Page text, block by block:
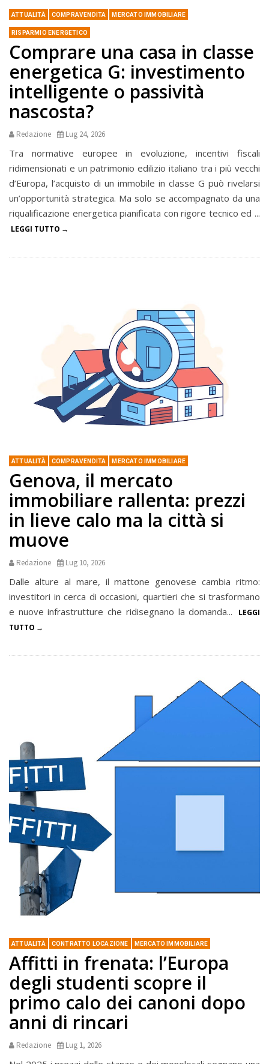
ATTUALITÀ COMPRAVENDITA MERCATO IMMOBILIARE
RISPARMIO ENERGETICO
Comprare una casa in classe
energetica G: investimento
intelligente o passività
nascosta?
Redazione Lug 24, 2026
Tra normative europee in evoluzione, incentivi fiscali
ridimensionati e un patrimonio edilizio italiano tra i più vecchi
d’Europa, l’acquisto di un immobile in classe G può rivelarsi
un’opportunità strategica. Ma solo se accompagnato da una
riqualificazione energetica pianificata con rigore tecnico ed ...
LEGGI TUTTO
ATTUALITÀ COMPRAVENDITA MERCATO IMMOBILIARE
Genova, il mercato
immobiliare rallenta: prezzi
in lieve calo ma la città si
muove
Redazione Lug 10, 2026
Dalle alture al mare, il mattone genovese cambia ritmo:
investitori in cerca di occasioni, quartieri che si trasformano
e nuove infrastrutture che ridisegnano la domanda...
LEGGI
TUTTO
ATTUALITÀ CONTRATTO LOCAZIONE MERCATO IMMOBILIARE
Affitti in frenata: l’Europa
degli studenti scopre il
primo calo dei canoni dopo
anni di rincari
Redazione Lug 1, 2026